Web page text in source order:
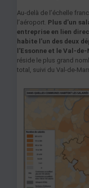
Au-delà de l’échelle
l’aéroport. Plus d’un
entreprise en lien
habite l’un des deux
l’Essonne et le Val-de-
réside le plus grand
total, suivi du Val-de-